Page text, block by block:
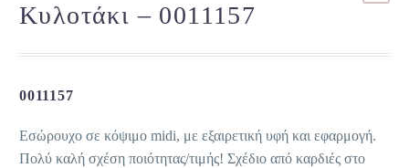
Κυλοτάκι – 0011157
0011157
Εσώρουχο σε κόψιμο midi, με εξαιρετική υφή και εφαρμογή.
Πολύ καλή σχέση ποιότητας/τιμής! Σχέδιο από καρδιές στο